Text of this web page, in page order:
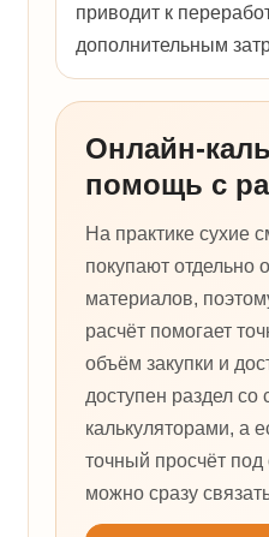
приводит к
дополнительным
Онлайн-
помощь с
На практике сухие
покупают отдельно
материалов,
расчёт помогает
объём закупки и
доступен раздел со
калькуляторами, а
точный просчёт
можно сразу